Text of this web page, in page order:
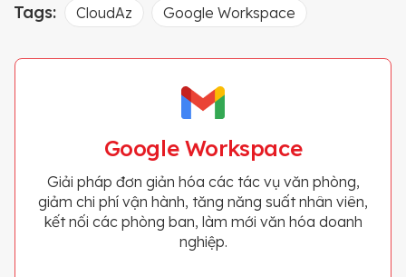
Tags: CloudAz Google Workspace
Google Workspace
Giải pháp đơn giản hóa các tác vụ văn phòng,
giảm chi phí vận hành, tăng năng suất nhân viên,
kết nối các phòng ban, làm mới văn hóa doanh
nghiệp.